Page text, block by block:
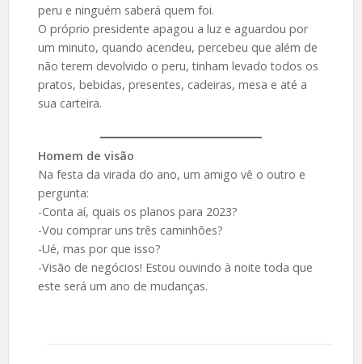
peru e ninguém saberá quem foi.
O próprio presidente apagou a luz e aguardou por
um minuto, quando acendeu, percebeu que além de
não terem devolvido o peru, tinham levado todos os
pratos, bebidas, presentes, cadeiras, mesa e até a
sua carteira.
Homem de visão
Na festa da virada do ano, um amigo vê o outro e
pergunta:
-Conta aí, quais os planos para 2023?
-Vou comprar uns três caminhões?
-Ué, mas por que isso?
-Visão de negócios! Estou ouvindo à noite toda que
este será um ano de mudanças.